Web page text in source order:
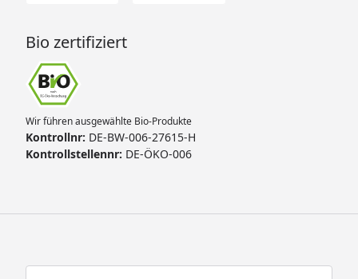
Bio zertifiziert
Wir führen ausgewählte Bio-Produkte
Kontrollnr: DE-BW-006-27615-H
Kontrollstellennr: DE-ÖKO-006